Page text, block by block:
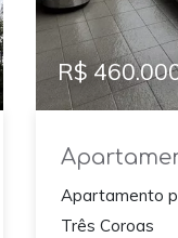
R$
Apartamento
Três Coroas